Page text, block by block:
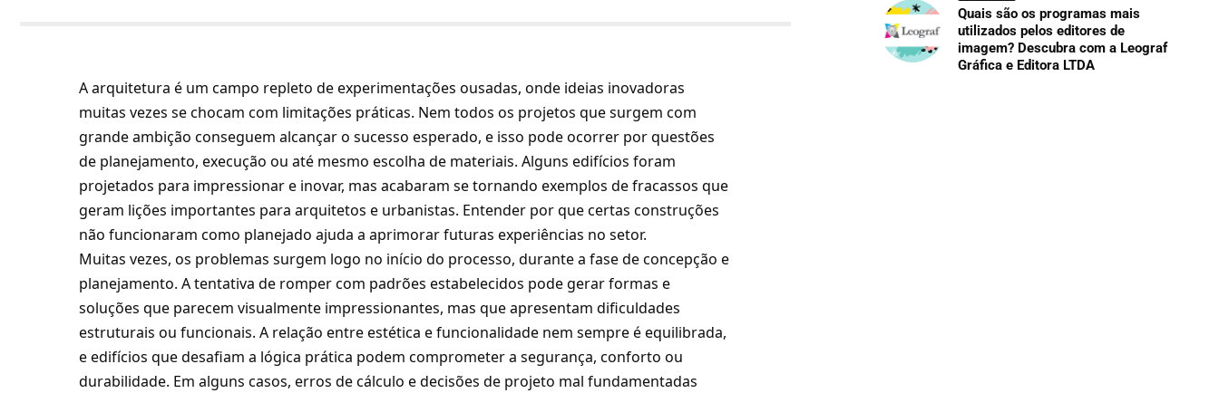
A arquitetura é um campo repleto de experimentações ousadas, onde ideias inovadoras
muitas vezes se chocam com limitações práticas. Nem todos os projetos que surgem com
grande ambição conseguem alcançar o sucesso esperado, e isso pode ocorrer por questões
de planejamento, execução ou até mesmo escolha de materiais. Alguns edifícios foram
projetados para impressionar e inovar, mas acabaram se tornando exemplos de fracassos que
geram lições importantes para arquitetos e urbanistas. Entender por que certas construções
não funcionaram como planejado ajuda a aprimorar futuras experiências no setor.
Muitas vezes, os problemas surgem logo no início do processo, durante a fase de concepção e
planejamento. A tentativa de romper com padrões estabelecidos pode gerar formas e
soluções que parecem visualmente impressionantes, mas que apresentam dificuldades
estruturais ou funcionais. A relação entre estética e funcionalidade nem sempre é equilibrada,
e edifícios que desafiam a lógica prática podem comprometer a segurança, conforto ou
durabilidade. Em alguns casos, erros de cálculo e decisões de projeto mal fundamentadas
Quais são os programas mais
utilizados pelos editores de
imagem? Descubra com a Leograf
Gráfica e Editora LTDA